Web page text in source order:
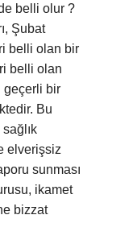
belli olur ?
Şubat
belli olan bir
belli olan
geçerli bir
Bu
elverişsiz
sunması
ikamet
bizzat